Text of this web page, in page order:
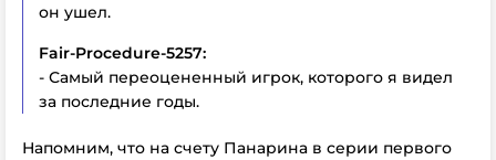
он ушел.
Fair-Procedure-5257:
- Самый переоцененный игрок, которого я видел
за последние годы.
Напомним, что на счету Панарина в серии первого